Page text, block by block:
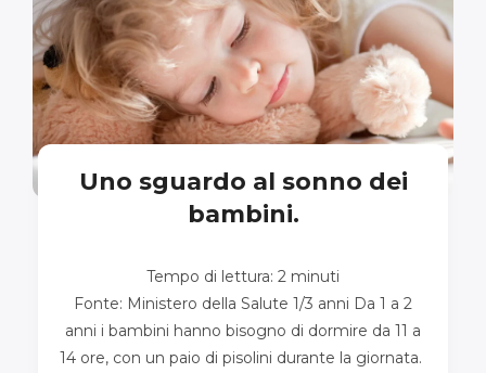
Uno sguardo al sonno dei
bambini.
Tempo di lettura: 2 minuti
Fonte: Ministero della Salute 1/3 anni Da 1 a 2
anni i bambini hanno bisogno di dormire da 11 a
14 ore, con un paio di pisolini durante la giornata.